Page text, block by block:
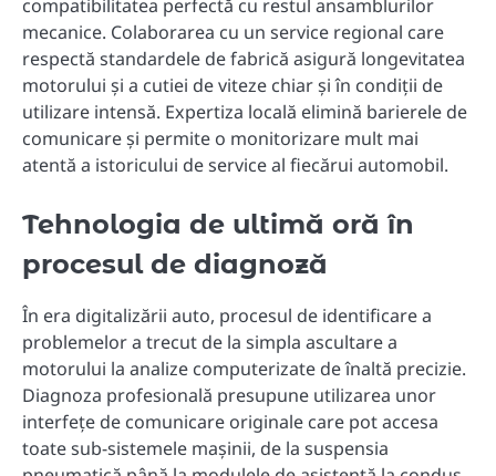
compatibilitatea perfectă cu restul ansamblurilor
mecanice. Colaborarea cu un service regional care
respectă standardele de fabrică asigură longevitatea
motorului și a cutiei de viteze chiar și în condiții de
utilizare intensă. Expertiza locală elimină barierele de
comunicare și permite o monitorizare mult mai
atentă a istoricului de service al fiecărui automobil.
Tehnologia de ultimă oră în
procesul de diagnoză
În era digitalizării auto, procesul de identificare a
problemelor a trecut de la simpla ascultare a
motorului la analize computerizate de înaltă precizie.
Diagnoza profesională presupune utilizarea unor
interfețe de comunicare originale care pot accesa
toate sub-sistemele mașinii, de la suspensia